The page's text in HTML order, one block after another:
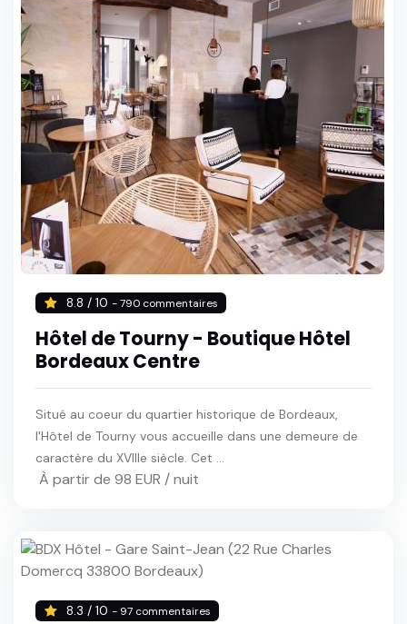
8.8 / 10 - 790 commentaires
Hôtel de Tourny - Boutique Hôtel
Bordeaux Centre
Situé au coeur du quartier historique de Bordeaux,
l'Hôtel de Tourny vous accueille dans une demeure de
caractère du XVIIIe siècle. Cet ...
À partir de 98 EUR / nuit
8.3 / 10 - 97 commentaires